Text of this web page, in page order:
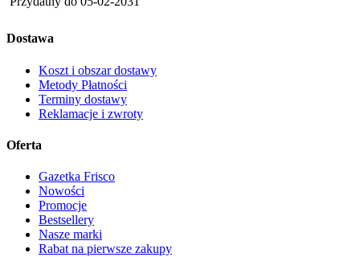
Dostawa
Koszt i obszar dostawy
Metody Płatności
Terminy dostawy
Reklamacje i zwroty
Oferta
Gazetka Frisco
Nowości
Promocje
Bestsellery
Nasze marki
Rabat na pierwsze zakupy